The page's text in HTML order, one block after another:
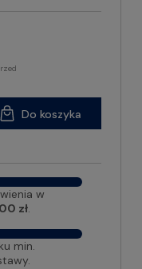
Do koszyka
w
zł.
min.